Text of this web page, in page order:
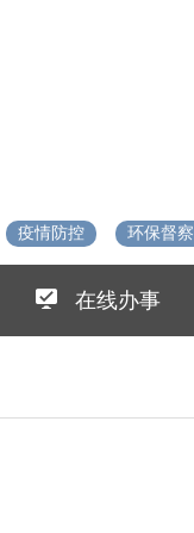
疫情防控 环保督察
在线办事